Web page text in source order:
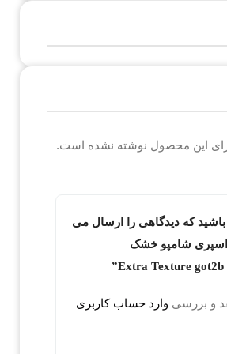
این محصول نوشته نشده است.
باشید که دیدگاهی را ارسال می
شامپو خشک
و بررسی وارد حساب کاربری